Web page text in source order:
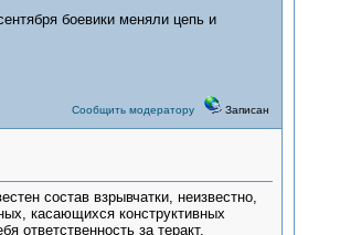
боевики меняли цепь и
Сообщить модератору Записан
состав взрывчатки, неизвестно,
касающихся конструктивных
ответственность за теракт.